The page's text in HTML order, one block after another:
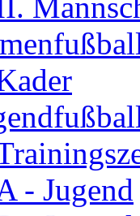
- Jugend